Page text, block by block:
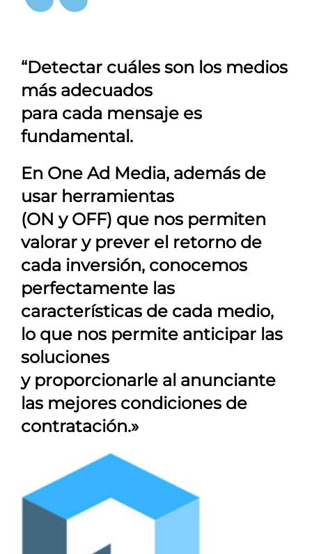
“Detectar cuáles son los medios
más adecuados
para cada mensaje es
fundamental.
En One Ad Media, además de
usar herramientas
(ON y OFF) que nos permiten
valorar y prever el retorno de
cada inversión, conocemos
perfectamente las
características de cada medio,
lo que nos permite anticipar las
soluciones
y proporcionarle al anunciante
las mejores condiciones de
contratación.»